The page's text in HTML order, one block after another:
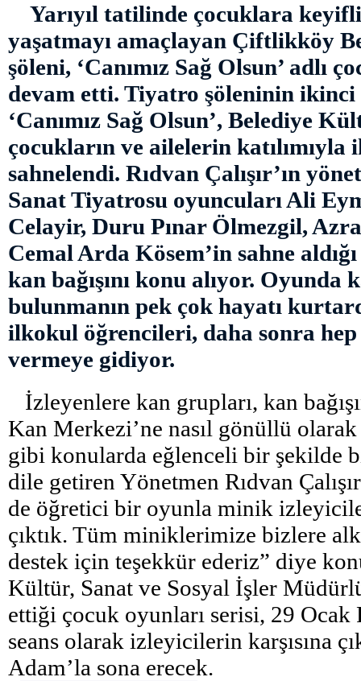
Yarıyıl tatilinde çocuklara
yaşatmayı amaçlayan Çiftlikköy
şöleni, ‘Canımız Sağ Olsun’ adlı
devam etti. Tiyatro şöleninin
‘Canımız Sağ Olsun’, Belediye
çocukların ve ailelerin katılımıyla
sahnelendi. Rıdvan Çalışır’ın
Sanat Tiyatrosu oyuncuları Ali
Celayir, Duru Pınar Ölmezgil,
Cemal Arda Kösem’in sahne
kan bağışını konu alıyor. Oyunda
bulunmanın pek çok hayatı
ilkokul öğrencileri, daha sonra
vermeye gidiyor.
İzleyenlere kan grupları, kan
Kan Merkezi’ne nasıl gönüllü
gibi konularda eğlenceli bir şekilde
dile getiren Yönetmen Rıdvan
de öğretici bir oyunla minik
çıktık. Tüm miniklerimize bizlere
destek için teşekkür ederiz” diye
Kültür, Sanat ve Sosyal İşler
ettiği çocuk oyunları serisi, 29 Ocak
seans olarak izleyicilerin karşısına
Adam’la sona erecek.